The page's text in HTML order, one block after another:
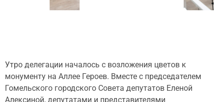
Утро делегации началось с возложения цветов к
монументу на Аллее Героев. Вместе с председателем
Гомельского городского Совета депутатов Еленой
Алексиной, депутатами и представителями